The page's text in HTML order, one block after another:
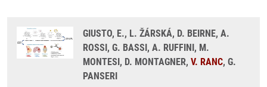
GIUSTO, E., L. ŽÁRSKÁ, D. BEIRNE, A.
ROSSI, G. BASSI, A. RUFFINI, M.
MONTESI, D. MONTAGNER, V. RANC, G.
PANSERI